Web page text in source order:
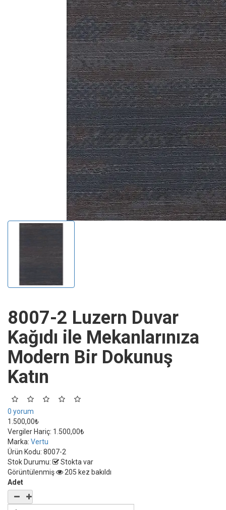
8007-2 Luzern Duvar
Kağıdı ile Mekanlarınıza
Modern Bir Dokunuş
Katın
0 yorum
1.500,00₺
Vergiler Hariç: 1.500,00₺
Marka: Vertu
Ürün Kodu: 8007-2
Stok Durumu:
Stokta var
Görüntülenmiş
205 kez bakıldı
Adet